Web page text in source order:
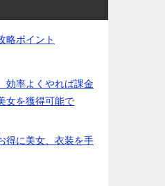
略ポイント
率よくやれば課金
女を獲得可能で
に美女、衣装を手